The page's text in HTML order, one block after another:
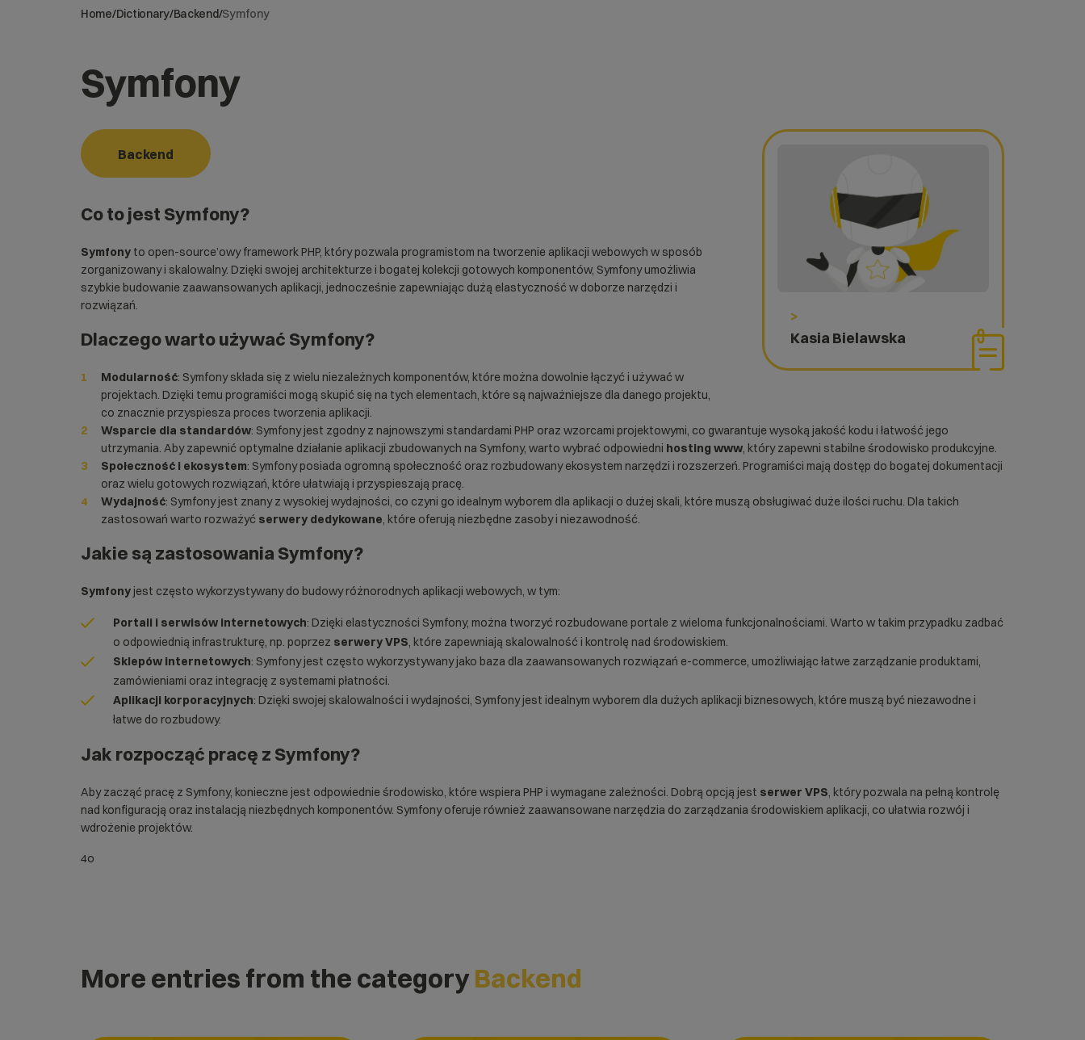
Home/Dictionary/Backend/Symfony
Symfony
>
Kasia Bielawska
Backend
Co to jest Symfony?
Symfony to open-source’owy framework PHP, który pozwala programistom na tworzenie aplikacji webowych w sposób
zorganizowany i skalowalny. Dzięki swojej architekturze i bogatej kolekcji gotowych komponentów, Symfony umożliwia
szybkie budowanie zaawansowanych aplikacji, jednocześnie zapewniając dużą elastyczność w doborze narzędzi i
rozwiązań.
Dlaczego warto używać Symfony?
Modularność: Symfony składa się z wielu niezależnych komponentów, które można dowolnie łączyć i używać w
projektach. Dzięki temu programiści mogą skupić się na tych elementach, które są najważniejsze dla danego projektu,
co znacznie przyspiesza proces tworzenia aplikacji.
Wsparcie dla standardów: Symfony jest zgodny z najnowszymi standardami PHP oraz wzorcami projektowymi, co gwarantuje wysoką jakość kodu i łatwość jego
utrzymania. Aby zapewnić optymalne działanie aplikacji zbudowanych na Symfony, warto wybrać odpowiedni hosting www, który zapewni stabilne środowisko produkcyjne.
Społeczność i ekosystem: Symfony posiada ogromną społeczność oraz rozbudowany ekosystem narzędzi i rozszerzeń. Programiści mają dostęp do bogatej dokumentacji
oraz wielu gotowych rozwiązań, które ułatwiają i przyspieszają pracę.
Wydajność: Symfony jest znany z wysokiej wydajności, co czyni go idealnym wyborem dla aplikacji o dużej skali, które muszą obsługiwać duże ilości ruchu. Dla takich
zastosowań warto rozważyć serwery dedykowane, które oferują niezbędne zasoby i niezawodność.
Jakie są zastosowania Symfony?
Symfony jest często wykorzystywany do budowy różnorodnych aplikacji webowych, w tym:
Portali i serwisów internetowych: Dzięki elastyczności Symfony, można tworzyć rozbudowane portale z wieloma funkcjonalnościami. Warto w takim przypadku zadbać
o odpowiednią infrastrukturę, np. poprzez serwery VPS, które zapewniają skalowalność i kontrolę nad środowiskiem.
Sklepów internetowych: Symfony jest często wykorzystywany jako baza dla zaawansowanych rozwiązań e-commerce, umożliwiając łatwe zarządzanie produktami,
zamówieniami oraz integrację z systemami płatności.
Aplikacji korporacyjnych: Dzięki swojej skalowalności i wydajności, Symfony jest idealnym wyborem dla dużych aplikacji biznesowych, które muszą być niezawodne i
łatwe do rozbudowy.
Jak rozpocząć pracę z Symfony?
Aby zacząć pracę z Symfony, konieczne jest odpowiednie środowisko, które wspiera PHP i wymagane zależności. Dobrą opcją jest serwer VPS, który pozwala na pełną kontrolę
nad konfiguracją oraz instalacją niezbędnych komponentów. Symfony oferuje również zaawansowane narzędzia do zarządzania środowiskiem aplikacji, co ułatwia rozwój i
wdrożenie projektów.
4o
More entries from the categoryBackend